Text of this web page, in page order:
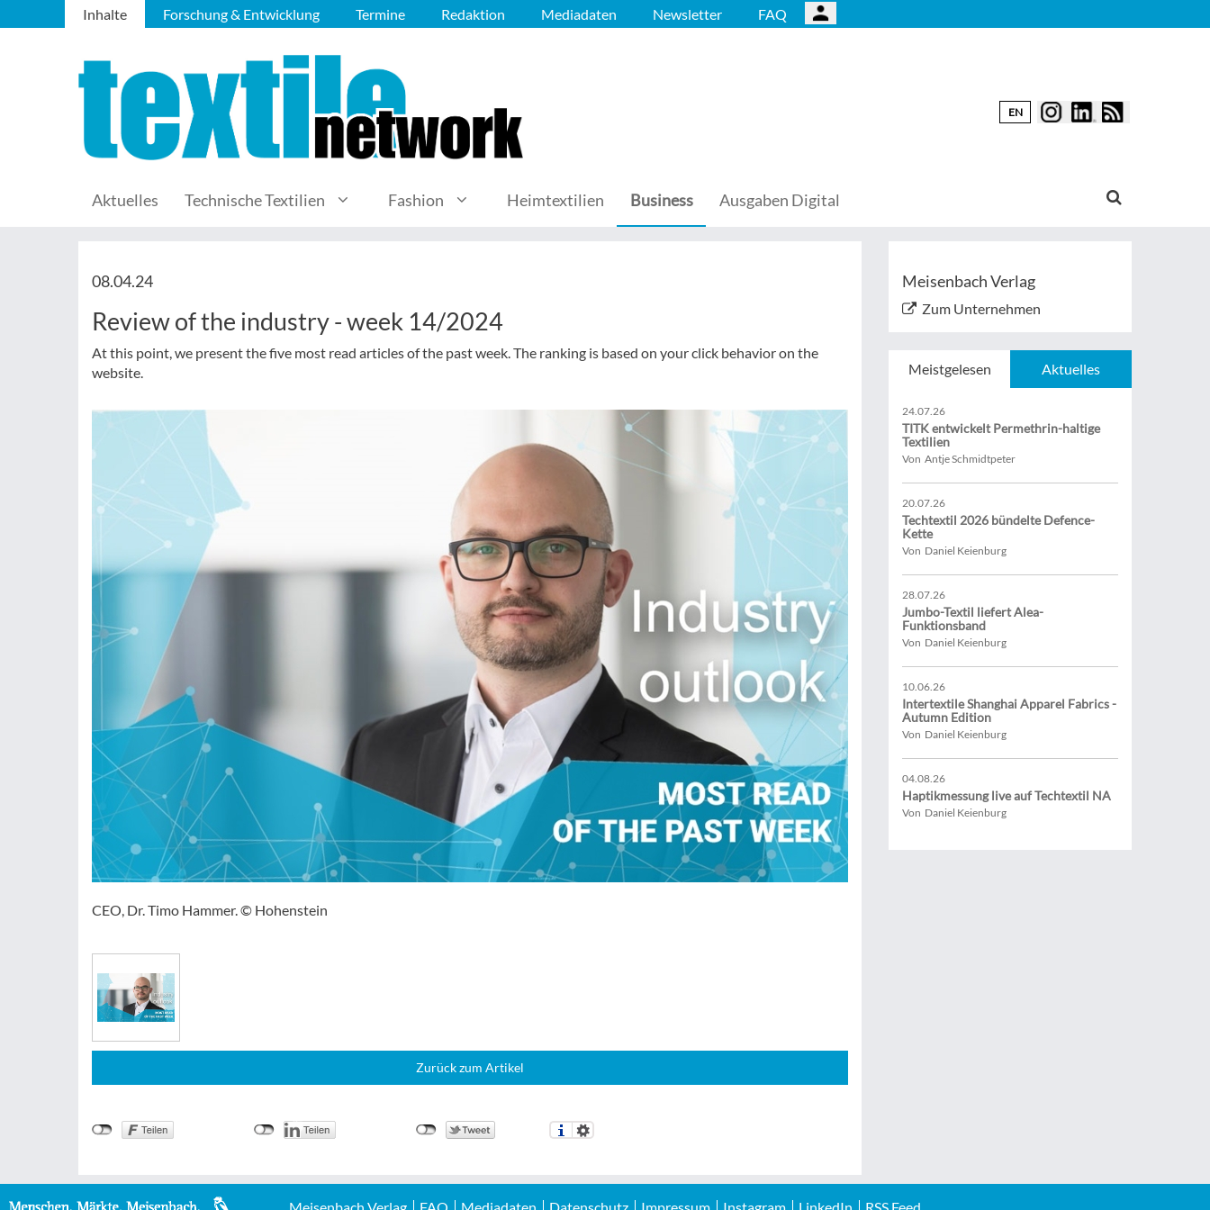
Inhalte Forschung & Entwicklung Termine Redaktion Mediadaten Newsletter FAQ
EN
Aktuelles Technische Textilien Fashion Heimtextilien Business Ausgaben Digital
08.04.24
Review of the industry - week 14/2024
At this point, we present the five most read articles of the past week. The ranking is based on your click behavior on the
website.
CEO, Dr. Timo Hammer. © Hohenstein
Zurück zum Artikel
Meisenbach Verlag
Zum Unternehmen
Meistgelesen Aktuelles
24.07.26
TITK entwickelt Permethrin-haltige
Textilien
Von Antje Schmidtpeter
20.07.26
Techtextil 2026 bündelte Defence-
Kette
Von Daniel Keienburg
28.07.26
Jumbo-Textil liefert Alea-
Funktionsband
Von Daniel Keienburg
10.06.26
Intertextile Shanghai Apparel Fabrics -
Autumn Edition
Von Daniel Keienburg
04.08.26
Haptikmessung live auf Techtextil NA
Von Daniel Keienburg